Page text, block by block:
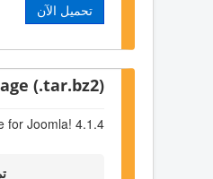
تحميل الآن
(.tar.bz2)
for Joomla! 4.1.4